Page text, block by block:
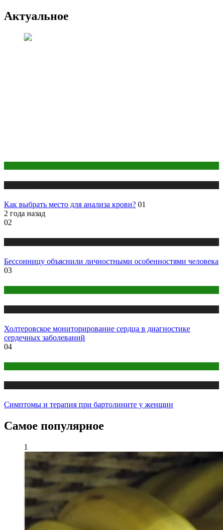
Актуальное
Как выбрать место для анализа крови? 01
2 года назад
02
Бессонницу объяснили личностными особенностями человека
03
Холтеровское мониторирование сердца в диагностике
сердечных заболеваний
04
Симптомы и терапия при бартолините у женщин
Самое популярное
1